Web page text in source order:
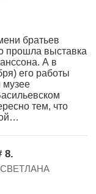
братьев
прошла выставка
А в
его работы
музее
тем, что
8.
СВЕТЛАНА